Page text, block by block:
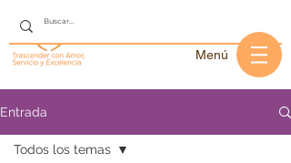
Menú
Entrada
Todos los temas